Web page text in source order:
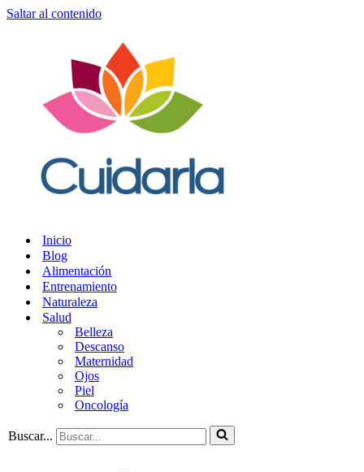
Saltar al contenido
Inicio
Blog
Alimentación
Entrenamiento
Naturaleza
Salud
Belleza
Descanso
Maternidad
Ojos
Piel
Oncología
Buscar...